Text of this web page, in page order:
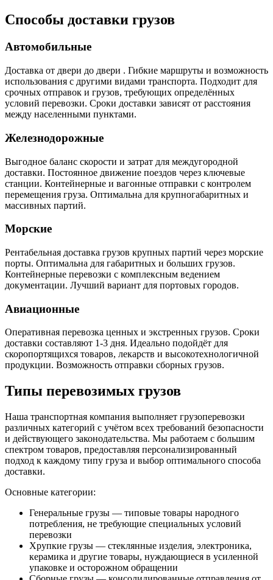
Способы доставки грузов
Автомобильные
Доставка от двери до двери . Гибкие маршруты и возможность
использования с другими видами транспорта. Подходит для
срочных отправок и грузов, требующих определённых
условий перевозки. Сроки доставки зависят от расстояния
между населенными пунктами.
Железнодорожные
Выгодное баланс скорости и затрат для междугородной
доставки. Постоянное движение поездов через ключевые
станции. Контейнерные и вагонные отправки с контролем
перемещения груза. Оптимальна для крупногабаритных и
массивных партий.
Морские
Рентабельная доставка грузов крупных партий через морские
порты. Оптимальна для габаритных и больших грузов.
Контейнерные перевозки с комплексным ведением
документации. Лучший вариант для портовых городов.
Авиационные
Оперативная перевозка ценных и экстренных грузов. Сроки
доставки составляют 1-3 дня. Идеально подойдёт для
скоропортящихся товаров, лекарств и высокотехнологичной
продукции. Возможность отправки сборных грузов.
Типы перевозимых грузов
Наша транспортная компания выполняет грузоперевозки
различных категорий с учётом всех требований безопасности
и действующего законодательства. Мы работаем с большим
спектром товаров, предоставляя персонализированный
подход к каждому типу груза и выбор оптимального способа
доставки.
Основные категории:
Генеральные грузы — типовые товары народного
потребления, не требующие специальных условий
перевозки
Хрупкие грузы — стеклянные изделия, электроника,
керамика и другие товары, нуждающиеся в усиленной
упаковке и осторожном обращении